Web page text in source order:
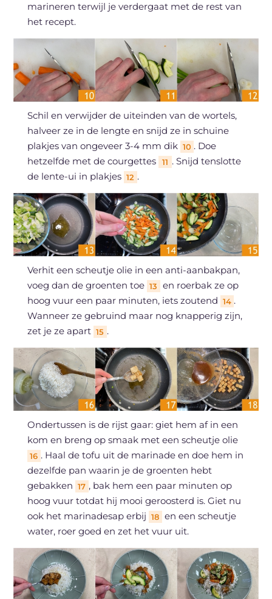
marineren terwijl je verdergaat met de rest van
het recept.
Schil en verwijder de uiteinden van de wortels,
halveer ze in de lengte en snijd ze in schuine
plakjes van ongeveer 3-4 mm dik 10 . Doe
hetzelfde met de courgettes
11 . Snijd tenslotte
de lente-ui in plakjes 12 .
Verhit een scheutje olie in een anti-aanbakpan,
voeg dan de groenten toe 13
en roerbak ze op
hoog vuur een paar minuten, iets zoutend 14 .
Wanneer ze gebruind maar nog knapperig zijn,
zet je ze apart 15 .
Ondertussen is de rijst gaar: giet hem af in een
kom en breng op smaak met een scheutje olie
16 . Haal de tofu uit de marinade en doe hem in
dezelfde pan waarin je de groenten hebt
gebakken 17 , bak hem een paar minuten op
hoog vuur totdat hij mooi geroosterd is. Giet nu
ook het marinadesap erbij 18 en een scheutje
water, roer goed en zet het vuur uit.